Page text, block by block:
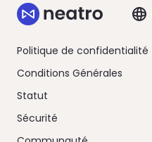
Politique de confidentialité
Conditions Générales
Statut
Sécurité